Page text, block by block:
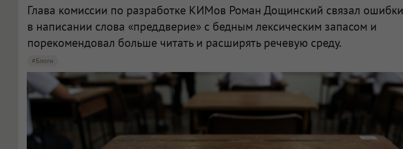
Глава комиссии по разработке КИМов Роман Дощинский связал ошибки
в написании слова «преддверие» с бедным лексическим запасом и
порекомендовал больше читать и расширять речевую среду.
#Блоги